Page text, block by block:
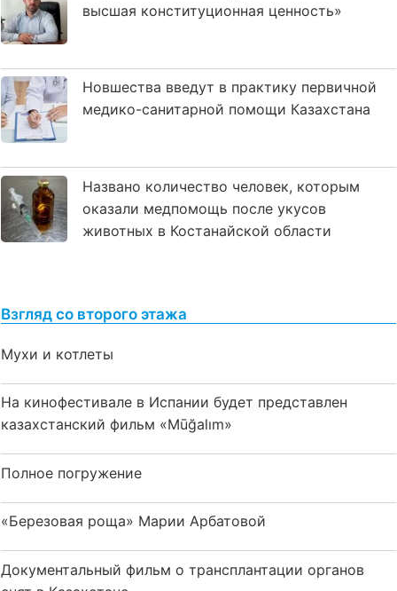
высшая конституционная ценность»
Новшества введут в практику первичной
медико-санитарной помощи Казахстана
Названо количество человек, которым
оказали медпомощь после укусов
животных в Костанайской области
Взгляд со второго этажа
Мухи и котлеты
На кинофестивале в Испании будет представлен
казахстанский фильм «Mūğalım»
Полное погружение
«Березовая роща» Марии Арбатовой
Документальный фильм о трансплантации органов